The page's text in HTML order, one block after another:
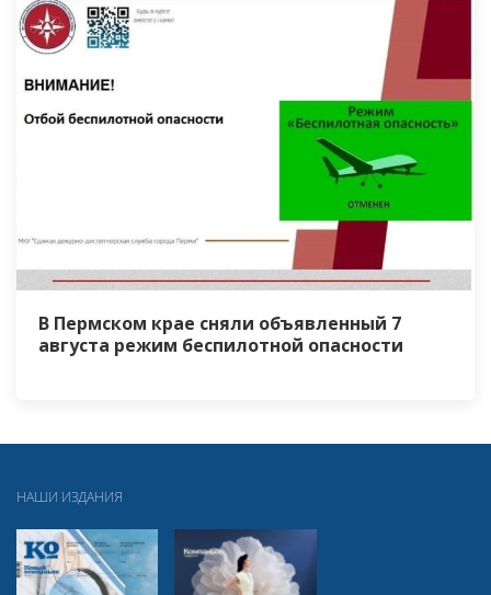
В Пермском крае сняли объявленный 7
августа режим беспилотной опасности
НАШИ ИЗДАНИЯ